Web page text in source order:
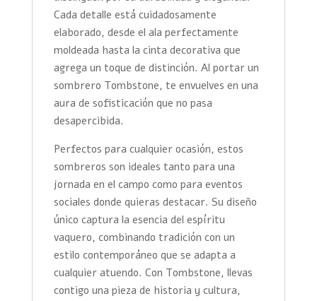
Cada detalle está cuidadosamente
elaborado, desde el ala perfectamente
moldeada hasta la cinta decorativa que
agrega un toque de distinción. Al portar un
sombrero Tombstone, te envuelves en una
aura de sofisticación que no pasa
desapercibida.
Perfectos para cualquier ocasión, estos
sombreros son ideales tanto para una
jornada en el campo como para eventos
sociales donde quieras destacar. Su diseño
único captura la esencia del espíritu
vaquero, combinando tradición con un
estilo contemporáneo que se adapta a
cualquier atuendo. Con Tombstone, llevas
contigo una pieza de historia y cultura,